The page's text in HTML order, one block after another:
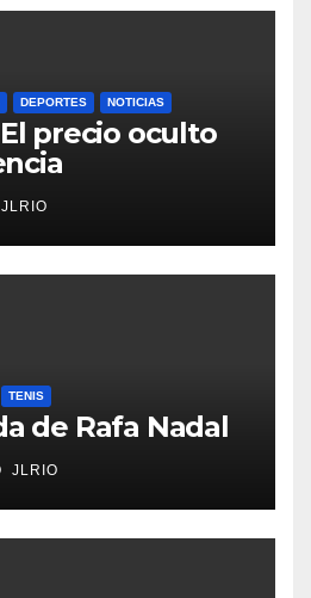
DEPORTES NOTICIAS
precio oculto
JLRIO
TENIS
de Rafa Nadal
JLRIO